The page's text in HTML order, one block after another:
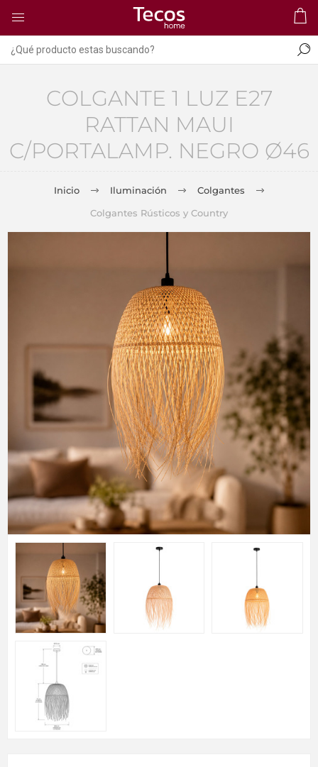
COLGANTE 1 LUZ E27
RATTAN MAUI
C/PORTALAMP. NEGRO Ø46
Inicio Iluminación
Colgantes
Colgantes Rústicos y Country